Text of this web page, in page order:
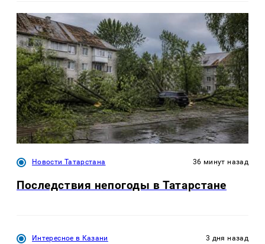
Новости Татарстана 36 минут назад
Последствия непогоды в Татарстане
Интересное в Казани 3 дня назад